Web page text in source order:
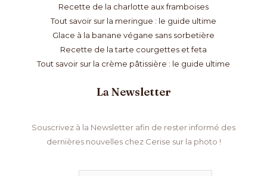
Recette de la charlotte aux framboises
Tout savoir sur la meringue : le guide ultime
Glace à la banane végane sans sorbetière
Recette de la tarte courgettes et feta
Tout savoir sur la crème pâtissière : le guide ultime
La Newsletter
Souscrivez à la Newsletter afin de rester informé des
dernières nouvelles chez Cerise sur la photo !